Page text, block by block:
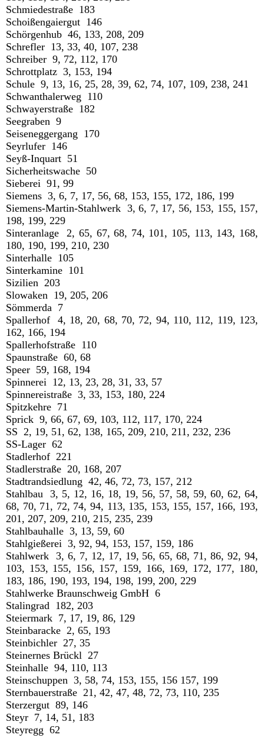
Schmiedestraße 183
Schoißengaiergut 146
Schörgenhub 46, 133, 208, 209
Schrefler 13, 33, 40, 107, 238
Schreiber 9, 72, 112, 170
Schrottplatz 3, 153, 194
Schule 9, 13, 16, 25, 28, 39, 62, 74, 107, 109, 238, 241
Schwanthalerweg 110
Schwayerstraße 182
Seegraben 9
Seiseneggergang 170
Seyrlufer 146
Seyß-Inquart 51
Sicherheitswache 50
Sieberei 91, 99
Siemens 3, 6, 7, 17, 56, 68, 153, 155, 172, 186, 199
Siemens-Martin-Stahlwerk 3, 6, 7, 17, 56, 153, 155, 157,
198, 199, 229
Sinteranlage 2, 65, 67, 68, 74, 101, 105, 113, 143, 168,
180, 190, 199, 210, 230
Sinterhalle 105
Sinterkamine 101
Sizilien 203
Slowaken 19, 205, 206
Sömmerda 7
Spallerhof 4, 18, 20, 68, 70, 72, 94, 110, 112, 119, 123,
162, 166, 194
Spallerhofstraße 110
Spaunstraße 60, 68
Speer 59, 168, 194
Spinnerei 12, 13, 23, 28, 31, 33, 57
Spinnereistraße 3, 33, 153, 180, 224
Spitzkehre 71
Sprick 9, 66, 67, 69, 103, 112, 117, 170, 224
SS 2, 19, 51, 62, 138, 165, 209, 210, 211, 232, 236
SS-Lager 62
Stadlerhof 221
Stadlerstraße 20, 168, 207
Stadtrandsiedlung 42, 46, 72, 73, 157, 212
Stahlbau 3, 5, 12, 16, 18, 19, 56, 57, 58, 59, 60, 62, 64,
68, 70, 71, 72, 74, 94, 113, 135, 153, 155, 157, 166, 193,
201, 207, 209, 210, 215, 235, 239
Stahlbauhalle 3, 13, 59, 60
Stahlgießerei 3, 92, 94, 153, 157, 159, 186
Stahlwerk 3, 6, 7, 12, 17, 19, 56, 65, 68, 71, 86, 92, 94,
103, 153, 155, 156, 157, 159, 166, 169, 172, 177, 180,
183, 186, 190, 193, 194, 198, 199, 200, 229
Stahlwerke Braunschweig GmbH 6
Stalingrad 182, 203
Steiermark 7, 17, 19, 86, 129
Steinbaracke 2, 65, 193
Steinbichler 27, 35
Steinernes Brückl 27
Steinhalle 94, 110, 113
Steinschuppen 3, 58, 74, 153, 155, 156 157, 199
Sternbauerstraße 21, 42, 47, 48, 72, 73, 110, 235
Sterzergut 89, 146
Steyr 7, 14, 51, 183
Steyregg 62